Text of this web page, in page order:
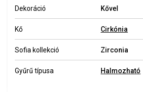
Dekoráció Kővel
Kő Cirkónia
Sofia kollekció Zirconia
Gyűrű típusa Halmozható